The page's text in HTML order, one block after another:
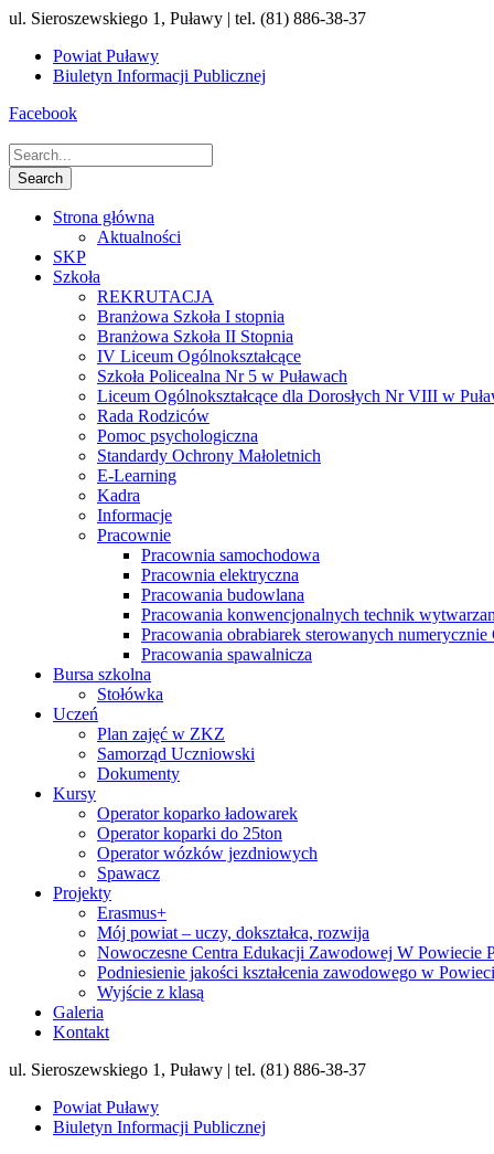
ul. Sieroszewskiego 1, Puławy | tel. (81) 886-38-37
Powiat Puławy
Biuletyn Informacji Publicznej
Facebook
Strona główna
Aktualności
SKP
Szkoła
REKRUTACJA
Branżowa Szkoła I stopnia
Branżowa Szkoła II Stopnia
IV Liceum Ogólnokształcące
Szkoła Policealna Nr 5 w Puławach
Liceum Ogólnokształcące dla Dorosłych Nr VIII w
Rada Rodziców
Pomoc psychologiczna
Standardy Ochrony Małoletnich
E-Learning
Kadra
Informacje
Pracownie
Pracownia samochodowa
Pracownia elektryczna
Pracowania budowlana
Pracowania konwencjonalnych technik
Pracowania obrabiarek sterowanych numerycznie
Pracowania spawalnicza
Bursa szkolna
Stołówka
Uczeń
Plan zajęć w ZKZ
Samorząd Uczniowski
Dokumenty
Kursy
Operator koparko ładowarek
Operator koparki do 25ton
Operator wózków jezdniowych
Spawacz
Projekty
Erasmus+
Mój powiat – uczy, dokształca, rozwija
Nowoczesne Centra Edukacji Zawodowej W Powiecie
Podniesienie jakości kształcenia zawodowego w
Wyjście z klasą
Galeria
Kontakt
ul. Sieroszewskiego 1, Puławy | tel. (81) 886-38-37
Powiat Puławy
Biuletyn Informacji Publicznej